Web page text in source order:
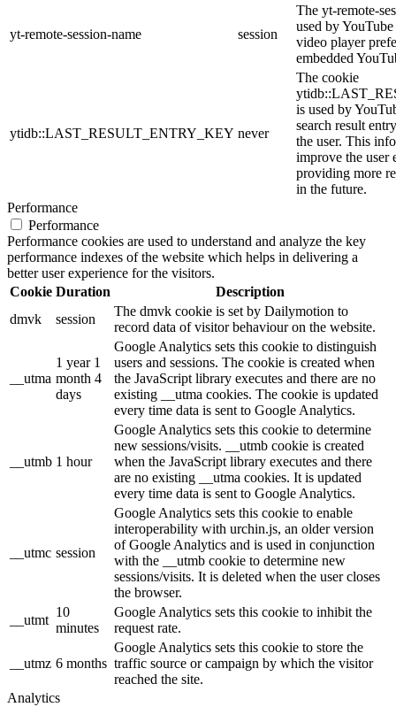
yt-remote-session-name session
The yt-remote-
used by
video player
embedded
ytidb::LAST_RESULT_ENTRY_KEY never
The cookie
is used by
search result
the user. This
improve the user
providing more
in the future.
Performance
Performance
Performance cookies are used to understand and analyze the key
performance indexes of the website which helps in delivering a
better user experience for the visitors.
Cookie Duration
Description
dmvk
session
The dmvk cookie is set by Dailymotion to
record data of visitor behaviour on the website.
__utma
1 year 1
month 4
days
Google Analytics sets this cookie to distinguish
users and sessions. The cookie is created when
the JavaScript library executes and there are no
existing __utma cookies. The cookie is updated
every time data is sent to Google Analytics.
__utmb 1 hour
Google Analytics sets this cookie to determine
new sessions/visits. __utmb cookie is created
when the JavaScript library executes and there
are no existing __utma cookies. It is updated
every time data is sent to Google Analytics.
__utmc session
Google Analytics sets this cookie to enable
interoperability with urchin.js, an older version
of Google Analytics and is used in conjunction
with the __utmb cookie to determine new
sessions/visits. It is deleted when the user closes
the browser.
__utmt
10
minutes
Google Analytics sets this cookie to inhibit the
request rate.
__utmz 6 months
Google Analytics sets this cookie to store the
traffic source or campaign by which the visitor
reached the site.
Analytics